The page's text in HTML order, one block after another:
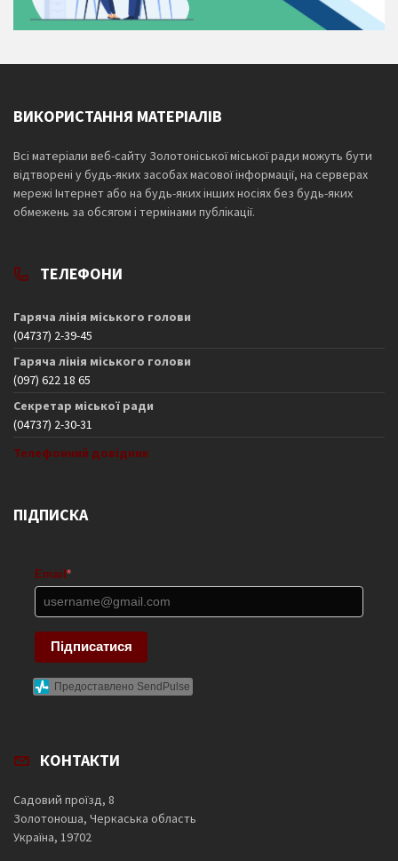
ВИКОРИСТАННЯ МАТЕРІАЛІВ
Всі матеріали веб-сайту Золотоніської міської ради можуть бути
відтворені у будь-яких засобах масової інформації, на серверах
мережі Інтернет або на будь-яких інших носіях без будь-яких
обмежень за обсягом і термінами публікації.
ТЕЛЕФОНИ
Гаряча лінія міського голови
(04737) 2-39-45
Гаряча лінія міського голови
(097) 622 18 65
Секретар міської ради
(04737) 2-30-31
Телефонний довідник
ПІДПИСКА
Email *
Підписатися
Предоставлено SendPulse
КОНТАКТИ
Садовий проїзд, 8
Золотоноша, Черкаська область
Україна, 19702